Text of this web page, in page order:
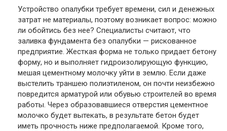
Устройство опалубки требует времени, сил и денежных
затрат не материалы, поэтому возникает вопрос: можно
ли обойтись без нее? Специалисты считают, что
заливка фундамента без опалубки — рискованное
предприятие. Жесткая форма не только придает бетону
форму, но и выполняет гидроизолирующую функцию,
мешая цементному молочку уйти в землю. Если даже
выстелить траншею полиэтиленом, он почти неизбежно
повредится арматурой или обувью строителей во время
работы. Через образовавшиеся отверстия цементное
молочко будет вытекать, в результате бетон будет
иметь прочность ниже предполагаемой. Кроме того,